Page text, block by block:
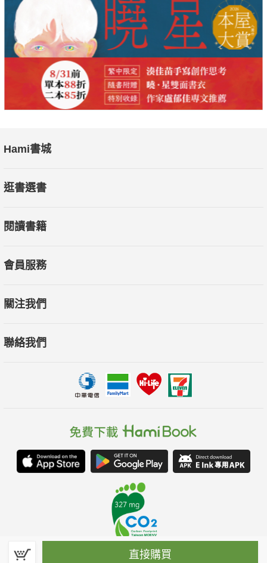
直接購買
Hami書城
逛書選書
閱讀書籍
會員服務
關注我們
聯絡我們